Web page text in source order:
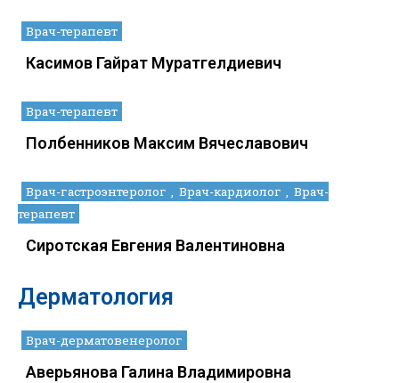
Врач-терапевт
Касимов Гайрат Муратгелдиевич
Врач-терапевт
Полбенников Максим Вячеславович
Врач-гастроэнтеролог Врач-кардиолог
Врач-
терапевт
Сиротская Евгения Валентиновна
Дерматология
Врач-дерматовенеролог
Аверьянова Галина Владимировна